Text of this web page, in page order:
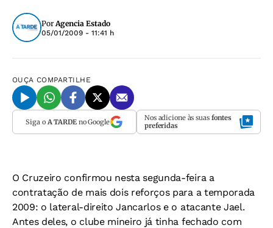
PorAgencia Estado
05/01/2009 - 11:41 h
OUÇA COMPARTILHE
Siga o A TARDEno Google Nos adicione às suas fontes
preferidas
O Cruzeiro confirmou nesta segunda-feira a
contratação de mais dois reforços para a temporada
2009: o lateral-direito Jancarlos e o atacante Jael.
Antes deles, o clube mineiro já tinha fechado com